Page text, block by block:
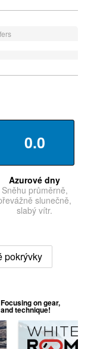
0.0
Azurové dny
Sněhu průměrně,
slunečně,
slabý vítr.
pokrývky